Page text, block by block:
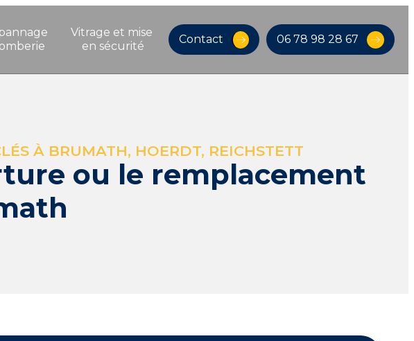
Vitrage et mise
en sécurité
Contact 06 78 98 28 67
À BRUMATH, HOERDT, REICHSTETT
ou le remplacement